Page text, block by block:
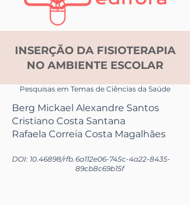
INSERÇÃO DA FISIOTERAPIA
NO AMBIENTE ESCOLAR
Pesquisas em Temas de Ciências da Saúde
Berg Mickael Alexandre Santos
Cristiano Costa Santana
Rafaela Correia Costa Magalhães
DOI: 10.46898/rfb.6a112e06-745c-4a22-8435-
89cb8c69b15f